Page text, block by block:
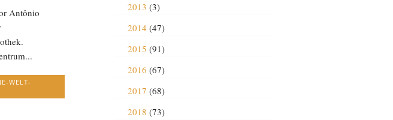
Antônio
WELT-
2013 (3)
2014 (47)
2015 (91)
2016 (67)
2017 (68)
2018 (73)